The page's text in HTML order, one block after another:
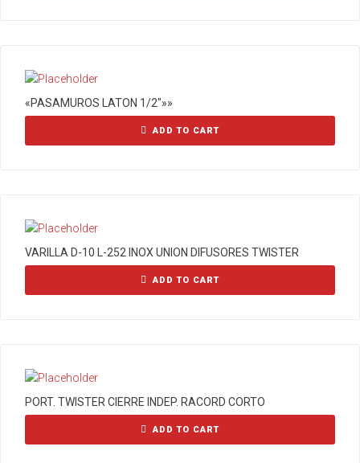
«PASAMUROS LATON 1/2″»»
ADD TO CART
VARILLA D-10 L-252 INOX UNION DIFUSORES TWISTER
ADD TO CART
PORT. TWISTER CIERRE INDEP. RACORD CORTO
ADD TO CART